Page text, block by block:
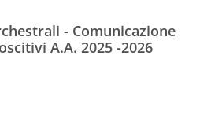
- Comunicazione
A.A. 2025 -2026